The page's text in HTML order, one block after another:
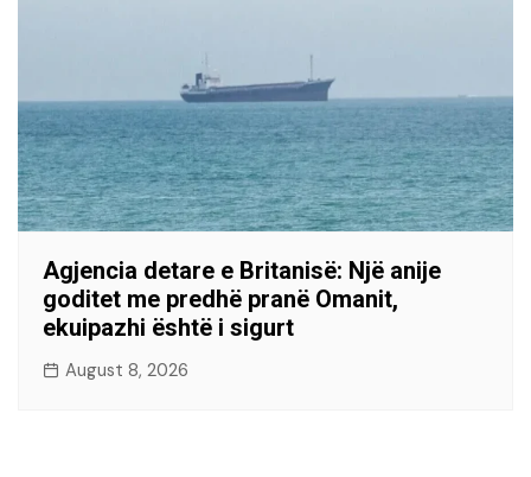
Agjencia detare e Britanisë: Një anije
goditet me predhë pranë Omanit,
ekuipazhi është i sigurt
August 8, 2026